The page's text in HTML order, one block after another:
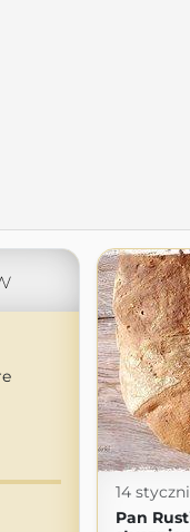
14
Pan